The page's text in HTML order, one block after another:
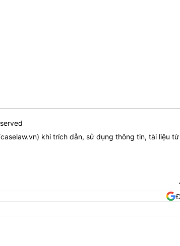
) khi trích dẫn, sử dụng thông tin, tài liệu